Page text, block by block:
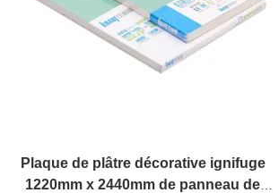
Plaque de plâtre décorative ignifuge
1220mm x 2440mm de panneau de